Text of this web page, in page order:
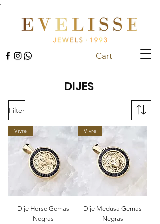
;
Cart
DIJES
Filter
Vivre
Dije Horse Gemas
Negras
Vivre
Dije Medusa Gemas
Negras